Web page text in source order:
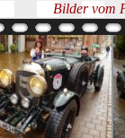
Bilder vom